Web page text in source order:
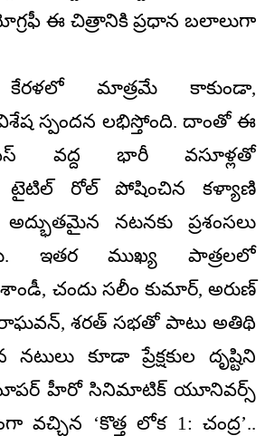
ఈ చిత్రానికి ప్రధాన బలాలుగా
మాత్రమే కాకుండా,
విశేష స్పందన లభిస్తోంది. దాంతో ఈ
వద్ద భారీ వసూళ్లతో
టైటిల్ రోల్ పోషించిన కళ్యాణి
నటనకు ప్రశంసలు
ఇతర ముఖ్య పాత్రలలో
చందు సలీం కుమార్, అరుణ్
శరత్ సభతో పాటు అతిథి
కూడా ప్రేక్షకుల దృష్టిని
సూపర్ హీరో సినిమాటిక్ యూనివర్స్
‘కొత్త లోక 1: చంద్ర’..